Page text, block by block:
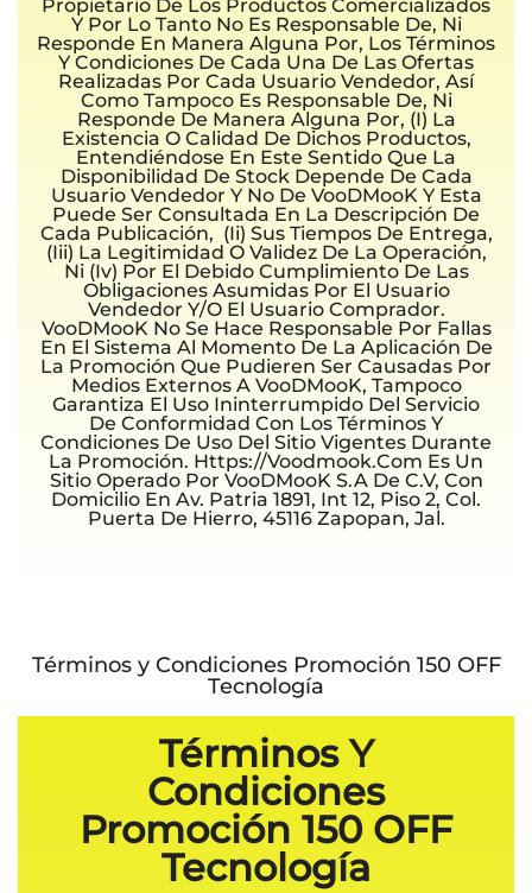
Propietario De Los Productos Comercializados
Y Por Lo Tanto No Es Responsable De, Ni
Responde En Manera Alguna Por, Los Términos
Y Condiciones De Cada Una De Las Ofertas
Realizadas Por Cada Usuario Vendedor, Así
Como Tampoco Es Responsable De, Ni
Responde De Manera Alguna Por, (i) La
Existencia O Calidad De Dichos Productos,
Entendiéndose En Este Sentido Que La
Disponibilidad De Stock Depende De Cada
Usuario Vendedor Y No De VooDMooK Y Esta
Puede Ser Consultada En La Descripción De
Cada Publicación, (ii) Sus Tiempos De Entrega,
(iii) La Legitimidad O Validez De La Operación,
Ni (iv) Por El Debido Cumplimiento De Las
Obligaciones Asumidas Por El Usuario
Vendedor Y/o El Usuario Comprador.
VooDMooK No Se Hace Responsable Por Fallas
En El Sistema Al Momento De La Aplicación De
La Promoción Que Pudieren Ser Causadas Por
Medios Externos A VooDMooK, Tampoco
Garantiza El Uso Ininterrumpido Del Servicio
De Conformidad Con Los Términos Y
Condiciones De Uso Del Sitio Vigentes Durante
La Promoción. Https://voodmook.com Es Un
Sitio Operado Por VooDMooK S.A De C.V, Con
Domicilio En Av. Patria 1891, Int 12, Piso 2, Col.
Puerta De Hierro, 45116 Zapopan, Jal.
Términos y Condiciones Promoción 150 OFF
Tecnología
Términos Y
Condiciones
Promoción 150 OFF
Tecnología